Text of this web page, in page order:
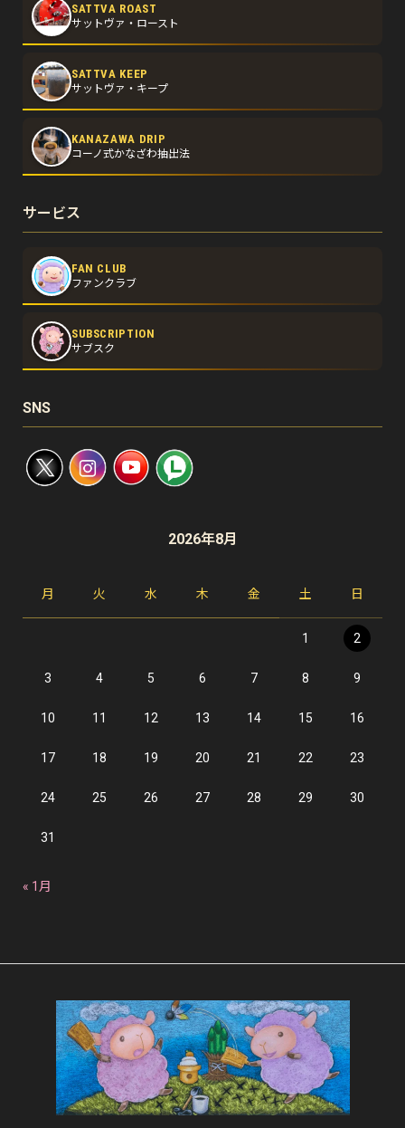
SATTVA ROAST
サットヴァ・ロースト
SATTVA KEEP
サットヴァ・キープ
KANAZAWA DRIP
コーノ式かなざわ抽出法
サービス
FAN CLUB
ファンクラブ
SUBSCRIPTION
サブスク
SNS
2026年8月
月 火 水 木 金 土 日
1 2
3 4 5 6 7 8 9
10 11 12 13 14 15 16
17 18 19 20 21 22 23
24 25 26 27 28 29 30
31
« 1月